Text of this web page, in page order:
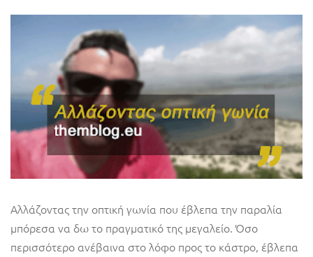
Αλλάζοντας την οπτική γωνία που έβλεπα την παραλία
μπόρεσα να δω το πραγματικό της μεγαλείο. Όσο
περισσότερο ανέβαινα στο λόφο προς το κάστρο, έβλεπα